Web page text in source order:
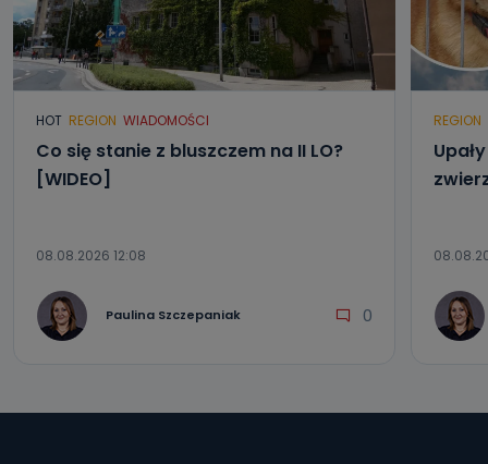
HOT REGION WIADOMOŚCI
Co się stanie z bluszczem na II LO?
[WIDEO]
08.08.2026 12:08
Paulina Szczepaniak 0
REGION